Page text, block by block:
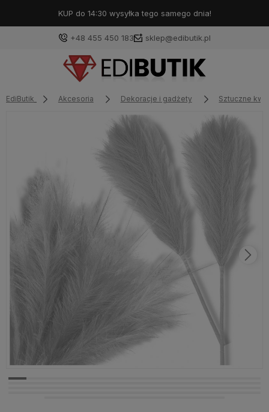
KUP do 14:30 wysyłka tego samego dnia!
+48 455 450 183 sklep@edibutik.pl
EdiButik Akcesoria Dekoracje i gadżety Sztuczne